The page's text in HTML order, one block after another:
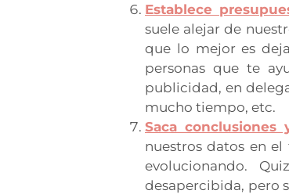
Establece
suele alejar de
que lo mejor es
personas que te
publicidad, en
mucho tiempo, etc.
Saca conclusiones
nuestros datos en
evolucionando.
desapercibida, pero